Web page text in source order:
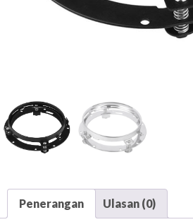
Penerangan Ulasan (0)